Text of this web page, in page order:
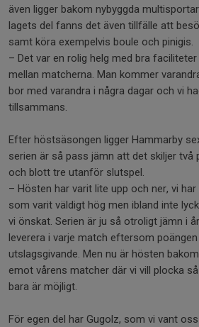
även ligger bakom nybyggda
lagets del fanns det även tillfälle att
samt köra exempelvis boule och pinigis.
– Det var en rolig helg med bra
mellan matcherna. Man kommer
bor med varandra i några dagar och vi
tillsammans.
Efter höstsäsongen ligger Hammarby
serien är så pass jämn att det skiljer två
och blott tre utanför slutspel.
­– Hösten har varit lite upp och ner, vi
som varit väldigt hög men ibland inte
vi önskat. Serien är ju så otroligt jämn i
leverera i varje match eftersom
utslagsgivande. Men nu är hösten
emot vårens matcher där vi vill plocka
bara är möjligt.
För egen del har Gugolz, som vi vant